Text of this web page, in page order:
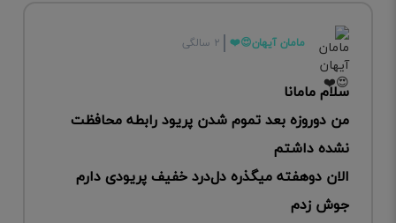
مامان آیهان😍❤️ ۲ سالگی
سلام مامانا
من دوروزه بعد تموم شدن پریود رابطه محافظت
نشده داشتم
الان دوهفته میگذره دل‌درد خفیف پریودی دارم
جوش زدم